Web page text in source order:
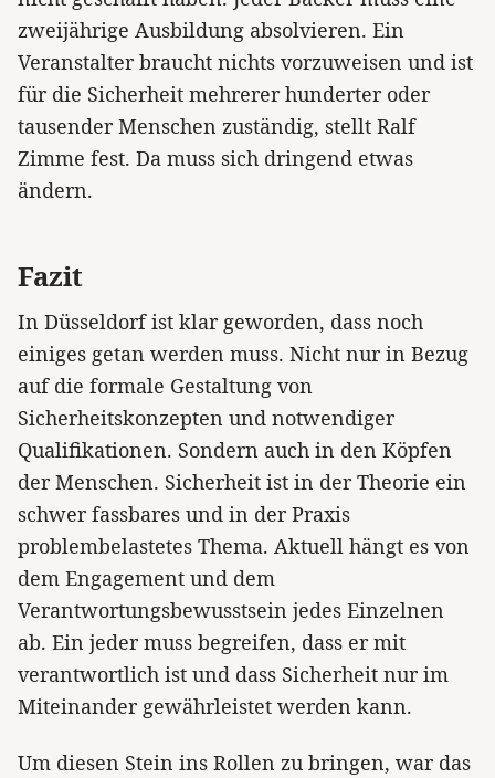
zweijährige Ausbildung absolvieren. Ein
Veranstalter braucht nichts vorzuweisen und ist
für die Sicherheit mehrerer hunderter oder
tausender Menschen zuständig, stellt Ralf
Zimme fest. Da muss sich dringend etwas
ändern.
Fazit
In Düsseldorf ist klar geworden, dass noch
einiges getan werden muss. Nicht nur in Bezug
auf die formale Gestaltung von
Sicherheitskonzepten und notwendiger
Qualifikationen. Sondern auch in den Köpfen
der Menschen. Sicherheit ist in der Theorie ein
schwer fassbares und in der Praxis
problembelastetes Thema. Aktuell hängt es von
dem Engagement und dem
Verantwortungsbewusstsein jedes Einzelnen
ab. Ein jeder muss begreifen, dass er mit
verantwortlich ist und dass Sicherheit nur im
Miteinander gewährleistet werden kann.
Um diesen Stein ins Rollen zu bringen, war das